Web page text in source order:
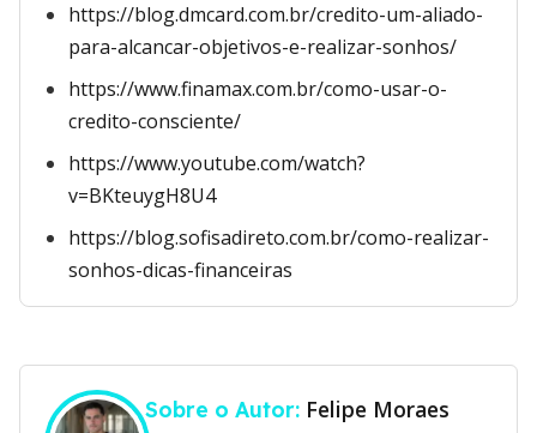
https://blog.dmcard.com.br/credito-um-aliado-
para-alcancar-objetivos-e-realizar-sonhos/
https://www.finamax.com.br/como-usar-o-
credito-consciente/
https://www.youtube.com/watch?
v=BKteuygH8U4
https://blog.sofisadireto.com.br/como-realizar-
sonhos-dicas-financeiras
Sobre o Autor: Felipe Moraes